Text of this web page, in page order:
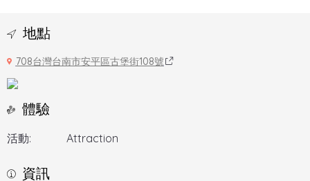
地點
708台灣台南市安平區古堡街108號
體驗
活動: Attraction
資訊